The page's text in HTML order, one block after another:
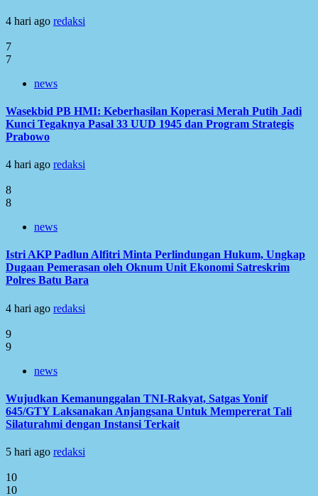
4 hari ago redaksi
7
7
news
Wasekbid PB HMI: Keberhasilan Koperasi Merah Putih Jadi
Kunci Tegaknya Pasal 33 UUD 1945 dan Program Strategis
Prabowo
4 hari ago redaksi
8
8
news
Istri AKP Padlun Alfitri Minta Perlindungan Hukum, Ungkap
Dugaan Pemerasan oleh Oknum Unit Ekonomi Satreskrim
Polres Batu Bara
4 hari ago redaksi
9
9
news
Wujudkan Kemanunggalan TNI-Rakyat, Satgas Yonif
645/GTY Laksanakan Anjangsana Untuk Mempererat Tali
Silaturahmi dengan Instansi Terkait
5 hari ago redaksi
10
10